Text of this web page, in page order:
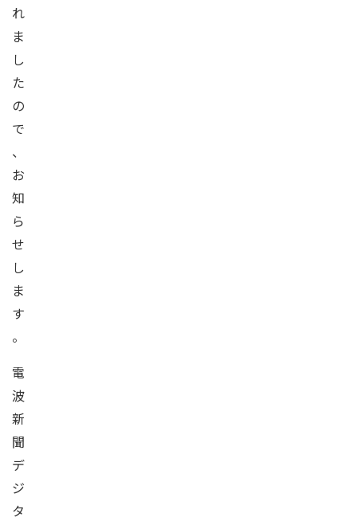
れ
ま
し
た
の
で
、
お
知
ら
せ
し
ま
す
。
電
波
新
聞
デ
ジ
タ